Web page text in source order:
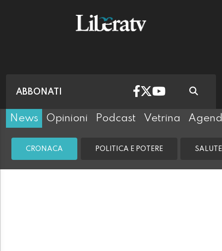
ABBONATI
News Opinioni Podcast Vetrina
CRONACA POLITICA E POTERE